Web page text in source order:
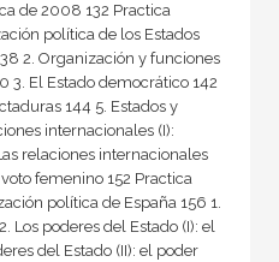
de 2008 132 Practica
política de los Estados
2. Organización y funciones
3. El Estado democrático 142
144 5. Estados y
internacionales (I):
relaciones internacionales
femenino 152 Practica
política de España 156 1.
Los poderes del Estado (I): el
del Estado (II): el poder